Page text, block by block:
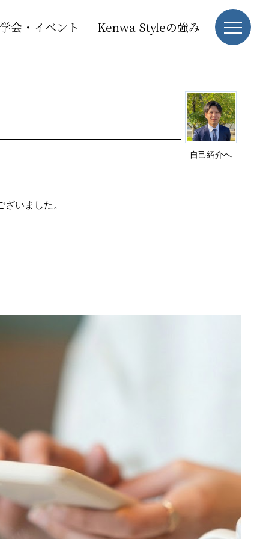
会・イベント Kenwa Styleの強み
自己紹介へ
いました。